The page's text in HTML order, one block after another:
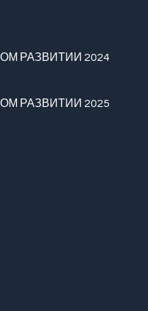
РАЗВИТИИ 2024
РАЗВИТИИ 2025